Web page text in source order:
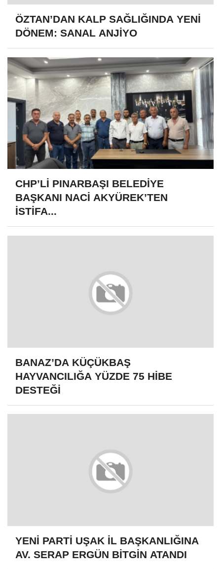
ÖZTAN’DAN KALP SAĞLIĞINDA YENİ
DÖNEM: SANAL ANJİYO
CHP’Lİ PINARBAŞI BELEDİYE
BAŞKANI NACİ AKYÜREK’TEN
İSTİFA...
BANAZ’DA KÜÇÜKBAŞ
HAYVANCILIĞA YÜZDE 75 HİBE
DESTEĞİ
YENİ PARTİ UŞAK İL BAŞKANLIĞINA
AV. SERAP ERGÜN BİTGİN ATANDI